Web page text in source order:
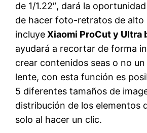
de 1/1.22″, dará la
de hacer foto-retratos de alto
incluyeXiaomi ProCut y Ultra
ayudará a recortar de forma
crear contenidos seas o no
lente, con esta función es
5 diferentes tamaños de
distribución de los elementos
solo al hacer un clic.